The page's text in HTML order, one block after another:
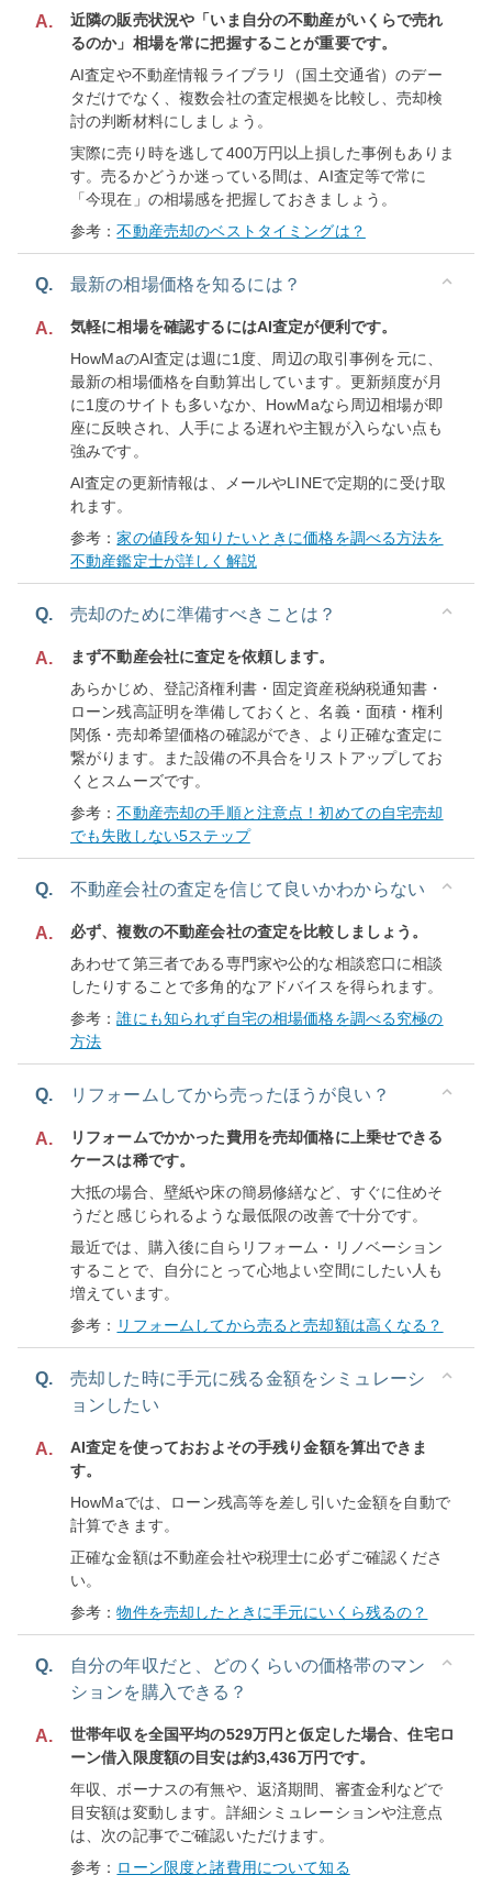
A.
近隣の販売状況や「いま自分の不動産がいくらで売れ
るのか」相場を常に把握することが重要です。
AI査定や不動産情報ライブラリ（国土交通省）のデー
タだけでなく、複数会社の査定根拠を比較し、売却検
討の判断材料にしましょう。
実際に売り時を逃して400万円以上損した事例もありま
す。売るかどうか迷っている間は、AI査定等で常に
「今現在」の相場感を把握しておきましょう。
参考：不動産売却のベストタイミングは？
Q. 最新の相場価格を知るには？
A.
気軽に相場を確認するにはAI査定が便利です。
HowMaのAI査定は週に1度、周辺の取引事例を元に、
最新の相場価格を自動算出しています。更新頻度が月
に1度のサイトも多いなか、HowMaなら周辺相場が即
座に反映され、人手による遅れや主観が入らない点も
強みです。
AI査定の更新情報は、メールやLINEで定期的に受け取
れます。
参考：家の値段を知りたいときに価格を調べる方法を
不動産鑑定士が詳しく解説
Q. 売却のために準備すべきことは？
A.
まず不動産会社に査定を依頼します。
あらかじめ、登記済権利書・固定資産税納税通知書・
ローン残高証明を準備しておくと、名義・面積・権利
関係・売却希望価格の確認ができ、より正確な査定に
繋がります。また設備の不具合をリストアップしてお
くとスムーズです。
参考：不動産売却の手順と注意点！初めての自宅売却
でも失敗しない5ステップ
Q. 不動産会社の査定を信じて良いかわからない
A.
必ず、複数の不動産会社の査定を比較しましょう。
あわせて第三者である専門家や公的な相談窓口に相談
したりすることで多角的なアドバイスを得られます。
参考：誰にも知られず自宅の相場価格を調べる究極の
方法
Q. リフォームしてから売ったほうが良い？
A.
リフォームでかかった費用を売却価格に上乗せできる
ケースは稀です。
大抵の場合、壁紙や床の簡易修繕など、すぐに住めそ
うだと感じられるような最低限の改善で十分です。
最近では、購入後に自らリフォーム・リノベーション
することで、自分にとって心地よい空間にしたい人も
増えています。
参考： リフォームしてから売ると売却額は高くなる？
Q.
売却した時に手元に残る金額をシミュレーシ
ョンしたい
A.
AI査定を使っておおよその手残り金額を算出できま
す。
HowMaでは、ローン残高等を差し引いた金額を自動で
計算できます。
正確な金額は不動産会社や税理士に必ずご確認くださ
い。
参考：物件を売却したときに手元にいくら残るの？
Q.
自分の年収だと、どのくらいの価格帯のマン
ションを購入できる？
A.
世帯年収を全国平均の529万円と仮定した場合、住宅ロ
ーン借入限度額の目安は約3,436万円です。
年収、ボーナスの有無や、返済期間、審査金利などで
目安額は変動します。詳細シミュレーションや注意点
は、次の記事でご確認いただけます。
参考： ローン限度と諸費用について知る